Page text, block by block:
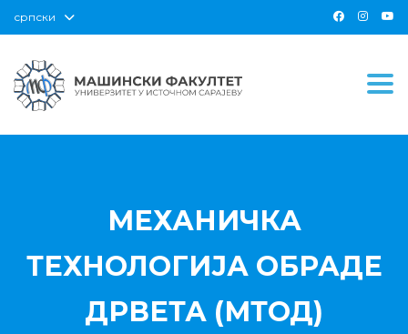
српски
МЕХАНИЧКА
ТЕХНОЛОГИЈА ОБРАДЕ
ДРВЕТА (МТОД)